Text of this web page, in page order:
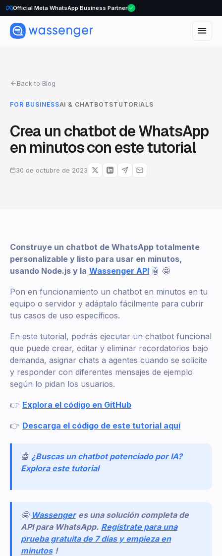
WhatsApp Voice Calls are here
Back to Blog
FOR BUSINESSAI & CHATBOTSTUTORIALS
Crea un chatbot de WhatsApp
en minutos con este tutorial
30 de octubre de 2023
Construye un chatbot de WhatsApp totalmente
personalizable y listo para usar en minutos,
usando Node.js y la Wassenger API 🤖 🤩
Pon en funcionamiento un chatbot en minutos en tu
equipo o servidor y adáptalo fácilmente para cubrir
tus casos de uso específicos.
En este tutorial, podrás ejecutar un chatbot funcional
que puede crear, editar y eliminar recordatorios bajo
demanda, asignar chats a agentes cuando se solicite
y responder con diferentes mensajes de ejemplo
según lo pidan los usuarios.
👉 Explora el código en GitHub
👉 Descarga el código de este tutorial aquí
🤖 ¿Buscas un chatbot potenciado por IA?
Explora este tutorial
🤩 Wassenger es una solución completa de
API para WhatsApp. Regístrate para una
prueba gratuita de 7 días y empieza en
minutos !